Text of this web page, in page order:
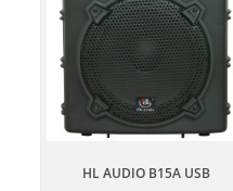
HL AUDIO B15A USB